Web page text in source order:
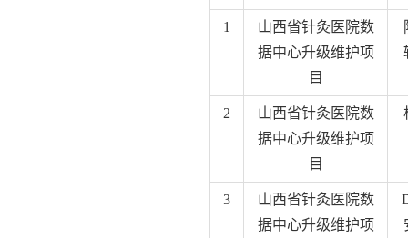
1
山西省针灸医院数
据中心升级维护项
目
2
山西省针灸医院数
据中心升级维护项
目
3
山西省针灸医院数
据中心升级维护项